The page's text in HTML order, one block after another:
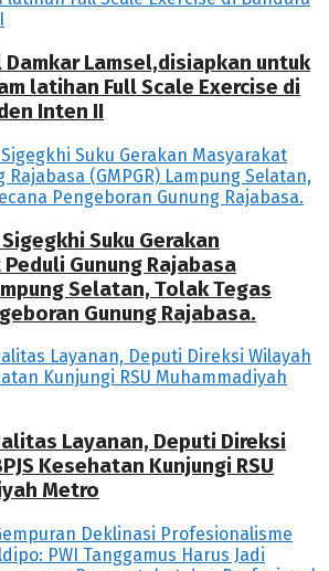
Lamsel,disiapkan untuk
latihan Full Scale Exercise di
Inten II
Suku Gerakan
Gunung Rajabasa
Selatan, Tolak Tegas
Gunung Rajabasa.
Layanan, Deputi Direksi
Kesehatan Kunjungi RSU
Metro